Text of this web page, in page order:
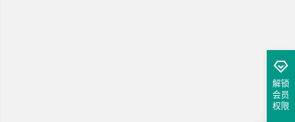
解锁
会员
权限